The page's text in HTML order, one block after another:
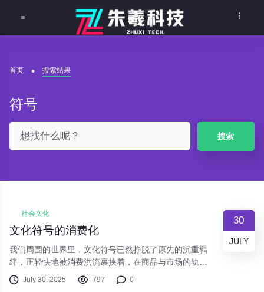
首页 搜索结果
符号
搜索
30
JULY
社会文化
文化符号的消费化
我们周围的世界里，文化符号已然挣脱了原先的沉重羁
绊，正轻快地被消费洪流裹挟着，在商品与市场的轨道
上重新塑造着自己的身份。那青铜器形状的冰箱贴，在
冰箱门亮光里闪烁着，古老肃穆的祭祀礼器被悄然压扁
July 30, 2025 797 0